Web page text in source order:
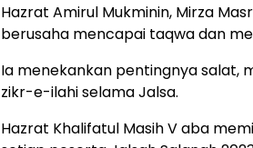
Hazrat Amirul Mukminin, Mirza
berusaha mencapai taqwa dan
Ia menekankan pentingnya salat,
zikr-e-ilahi selama Jalsa.
Hazrat Khalifatul Masih V aba